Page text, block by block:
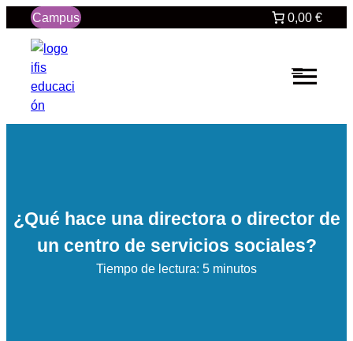
Saltar
contenido
Campus 0,00 €
¿Qué hace una directora o director de
un centro de servicios sociales?
Tiempo de lectura: 5 minutos